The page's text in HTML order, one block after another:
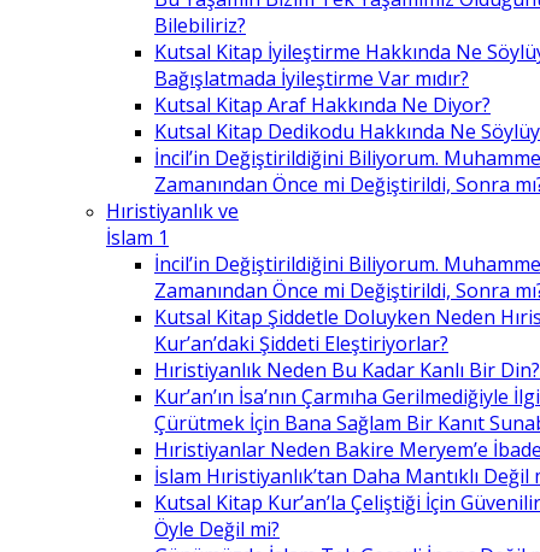
Bilebiliriz?
Kutsal Kitap İyileştirme Hakkında Ne
Bağışlatmada İyileştirme Var mıdır?
Kutsal Kitap Araf Hakkında Ne Diyor?
Kutsal Kitap Dedikodu Hakkında Ne
İncil’in Değiştirildiğini Biliyorum.
Zamanından Önce mi Değiştirildi, Sonra
Hıristiyanlık ve
İslam 1
İncil’in Değiştirildiğini Biliyorum.
Zamanından Önce mi Değiştirildi, Sonra
Kutsal Kitap Şiddetle Doluyken Neden
Kur’an’daki Şiddeti Eleştiriyorlar?
Hıristiyanlık Neden Bu Kadar Kanlı Bir Din?
Kur’an’ın İsa’nın Çarmıha Gerilmediğiyle
Çürütmek İçin Bana Sağlam Bir Kanıt
Hıristiyanlar Neden Bakire Meryem’e
İslam Hıristiyanlık’tan Daha Mantıklı Değil
Kutsal Kitap Kur’an’la Çeliştiği İçin
Öyle Değil mi?